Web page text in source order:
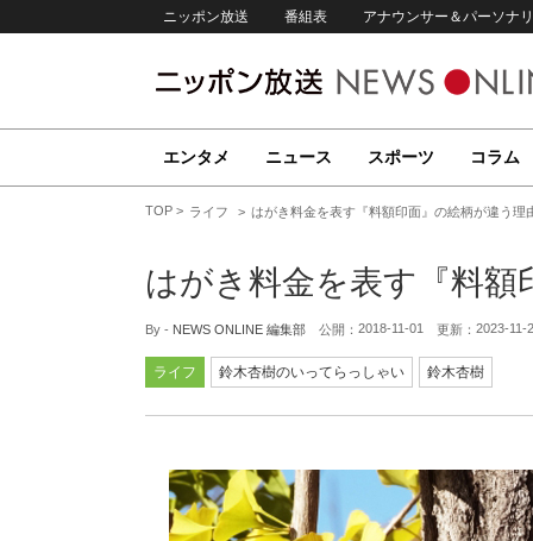
ニッポン放送 番組表 アナウンサー＆パーソナ
エンタメ ニュース スポーツ コラム
TOP ライフ はがき料金を表す『料額印面』の絵柄が違う理
はがき料金を表す『料額
By - NEWS ONLINE 編集部 公開： 2018-11-01 更新： 2023-11-
ライフ 鈴木杏樹のいってらっしゃい 鈴木杏樹